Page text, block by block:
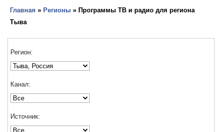
Главная » Регионы » Программы ТВ и радио для региона
Тыва
Регион:
Канал:
Источник: